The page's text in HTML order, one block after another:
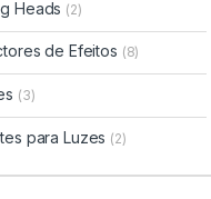
Heads (2)
de Efeitos (8)
(3)
para Luzes (2)